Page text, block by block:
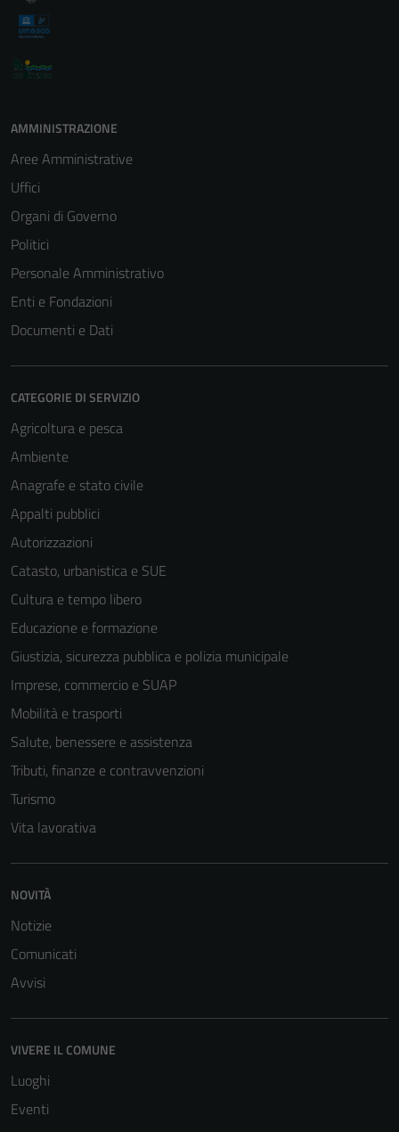
AMMINISTRAZIONE
Aree Amministrative
Uffici
Organi di Governo
Politici
Personale Amministrativo
Enti e Fondazioni
Documenti e Dati
CATEGORIE DI SERVIZIO
Agricoltura e pesca
Ambiente
Anagrafe e stato civile
Appalti pubblici
Autorizzazioni
Catasto, urbanistica e SUE
Cultura e tempo libero
Educazione e formazione
Giustizia, sicurezza pubblica e polizia municipale
Imprese, commercio e SUAP
Mobilità e trasporti
Salute, benessere e assistenza
Tributi, finanze e contravvenzioni
Turismo
Vita lavorativa
NOVITÀ
Notizie
Comunicati
Avvisi
VIVERE IL COMUNE
Luoghi
Eventi
Questi cookie